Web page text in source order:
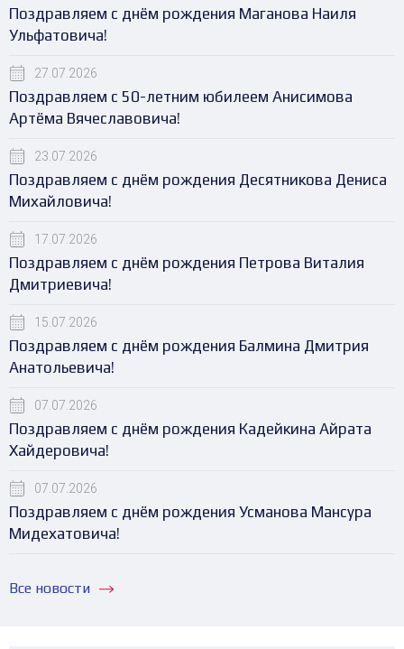
Поздравляем с днём рождения Маганова Наиля
Ульфатовича!
27.07.2026
Поздравляем с 50-летним юбилеем Анисимова
Артёма Вячеславовича!
23.07.2026
Поздравляем с днём рождения Десятникова Дениса
Михайловича!
17.07.2026
Поздравляем с днём рождения Петрова Виталия
Дмитриевича!
15.07.2026
Поздравляем с днём рождения Балмина Дмитрия
Анатольевича!
07.07.2026
Поздравляем с днём рождения Кадейкина Айрата
Хайдеровича!
07.07.2026
Поздравляем с днём рождения Усманова Мансура
Мидехатовича!
Все новости